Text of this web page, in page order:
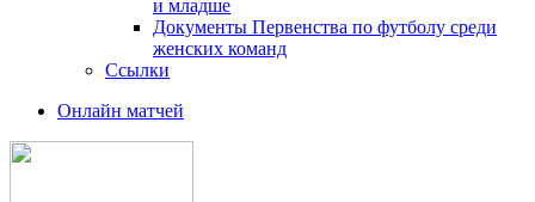
и младше
Документы Первенства по футболу среди
женских команд
Ссылки
Онлайн матчей